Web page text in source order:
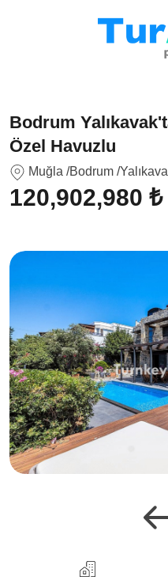
Bodrum
Özel Havuzlu
Muğla /Bodrum /
120,902,980 ₺